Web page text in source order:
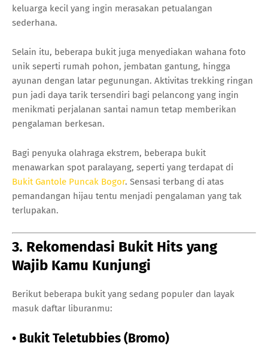
keluarga kecil yang ingin merasakan petualangan
sederhana.
Selain itu, beberapa bukit juga menyediakan wahana foto
unik seperti rumah pohon, jembatan gantung, hingga
ayunan dengan latar pegunungan. Aktivitas trekking ringan
pun jadi daya tarik tersendiri bagi pelancong yang ingin
menikmati perjalanan santai namun tetap memberikan
pengalaman berkesan.
Bagi penyuka olahraga ekstrem, beberapa bukit
menawarkan spot paralayang, seperti yang terdapat di
Bukit Gantole Puncak Bogor. Sensasi terbang di atas
pemandangan hijau tentu menjadi pengalaman yang tak
terlupakan.
3. Rekomendasi Bukit Hits yang
Wajib Kamu Kunjungi
Berikut beberapa bukit yang sedang populer dan layak
masuk daftar liburanmu:
• Bukit Teletubbies (Bromo)